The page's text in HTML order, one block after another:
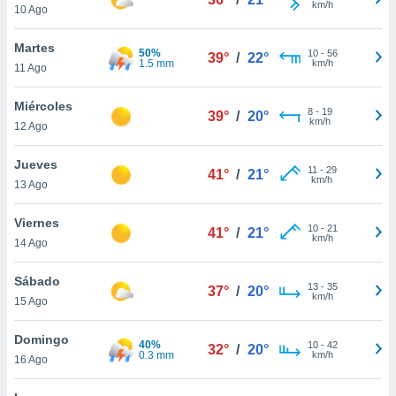
más
nuestra
y
disponible
cookies
aceptar
10 Ago
km/h
Martes
11 Ago
50%
1.5 mm
39° / 22° 10- 56
km/h
Miércoles
12 Ago
39° / 20° 8- 19
km/h
Jueves
13 Ago
41° / 21° 11 - 29
km/h
Viernes
14 Ago
41° / 21° 10- 21
km/h
Sábado
15 Ago
37° / 20° 13- 35
km/h
Domingo
16 Ago
40%
0.3 mm
32° / 20° 10- 42
km/h